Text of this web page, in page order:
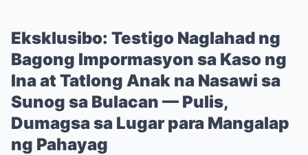
Eksklusibo: Testigo Naglahad ng
Bagong Impormasyon sa Kaso ng
Ina at Tatlong Anak na Nasawi sa
Sunog sa Bulacan — Pulis,
Dumagsa sa Lugar para Mangalap
ng Pahayag